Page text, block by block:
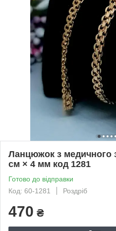
Ланцюжок з медичного
см × 4 мм код 1281
Готово до відправки
Код: 60-1281
Роздріб
470 ₴